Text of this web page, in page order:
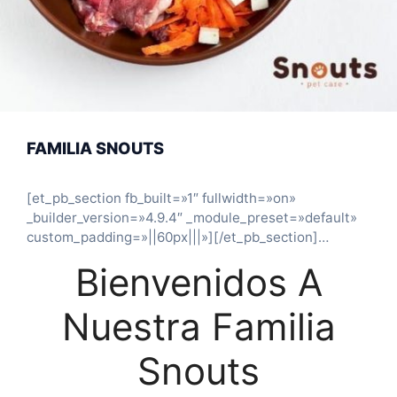
FAMILIA SNOUTS
[et_pb_section fb_built=»1″ fullwidth=»on»
_builder_version=»4.9.4″ _module_preset=»default»
custom_padding=»||60px|||»][/et_pb_section]
_module_preset=»default»
background_image=»http://snouts.com.co/wp-
content/uploads/2021/09/Copy-of-Copy-of-Untitled-
Design-1.png» background_size=»contain»
custom_margin=»||-1px|||»
custom_padding=»0px||0px|||»][et_pb_row
Bienvenidos A
Nuestra Familia
Snouts